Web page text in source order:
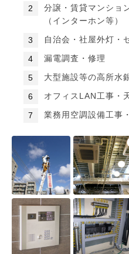
分譲・賃貸マンショ
（インターホン等）
自治会・社屋外灯・
漏電調査・修理
大型施設等の高所水
オフィスLAN工事・
業務用空調設備工事